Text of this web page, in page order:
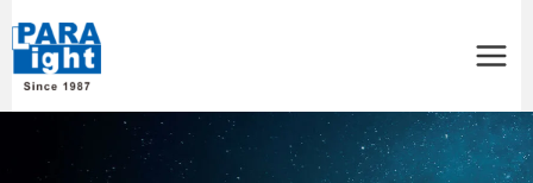
Menu